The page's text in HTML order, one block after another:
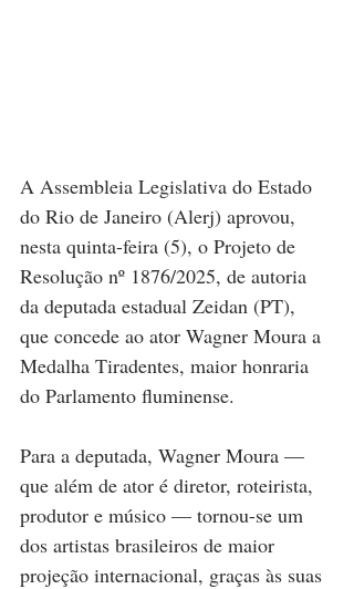
A Assembleia Legislativa do Estado
do Rio de Janeiro (Alerj) aprovou,
nesta quinta-feira (5), o Projeto de
Resolução nº 1876/2025, de autoria
da deputada estadual Zeidan (PT),
que concede ao ator Wagner Moura a
Medalha Tiradentes, maior honraria
do Parlamento fluminense.
Para a deputada, Wagner Moura —
que além de ator é diretor, roteirista,
produtor e músico — tornou-se um
dos artistas brasileiros de maior
projeção internacional, graças às suas